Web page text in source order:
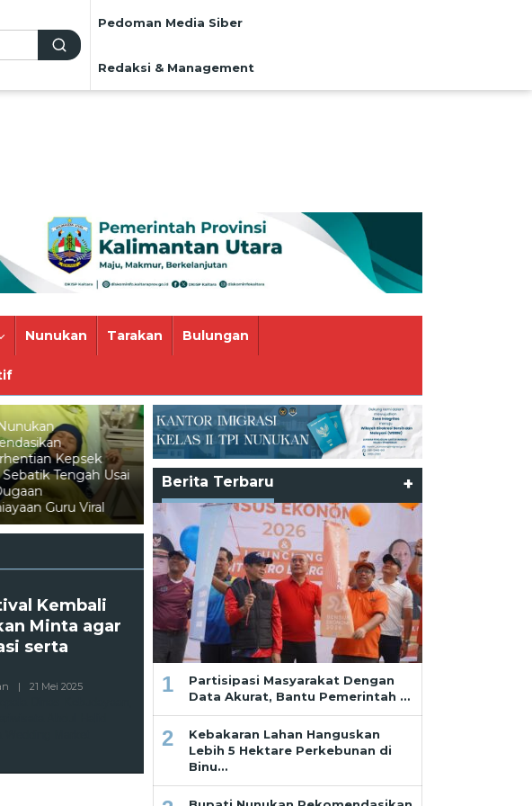
Pedoman Media Siber
Redaksi & Management
Nunukan Tarakan Bulungan
Penurunan
Mudik di
Ramadhan dan Pekikan dari
Saf Paling Belakang
Partisipasi Masyarakat
Dengan Data Akurat, Bantu
Pemerintah Hadirkan
Masyarakat dan Pelaku
Usaha
Kembali
Minta agar
serta
| 21 Mei 2025Oleh
Berita Terbaru +
1
Partisipasi Masyarakat Dengan
Data Akurat, Bantu Pemerintah …
2
Kebakaran Lahan Hanguskan
Lebih 5 Hektare Perkebunan di
Binu…